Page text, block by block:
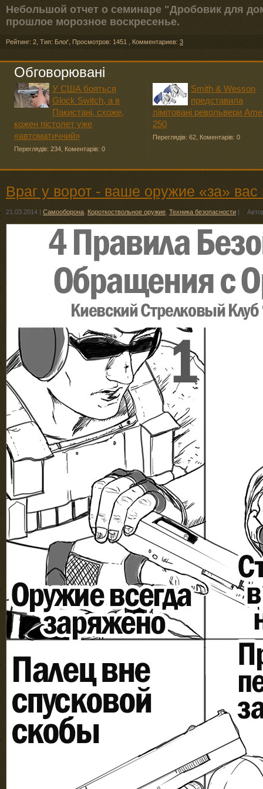
Небольшой отчет о семинаре "Дробовик для
прошлое морозное воскресенье.
Рейтинг: 2 Тип: Блоґ Просмотров: 1451 Комментариев: 3
Обговорювані
У США бояться
Glock Switch, а в
Пакистані, схоже,
кожен пістолет уже
«автоматичний»
Переглядів: 234 Коментарів: 0
Smith & Wesson
представила
лімітовані револьвери
250
Переглядів: 62 Коментарів: 0
Враг у ворот - ваше оружие «за» вас
21.03.2014 | Самооборона Короткоствольное оружие Техника безопасности |